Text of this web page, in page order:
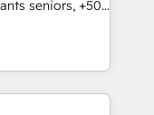
seniors, +500
: faire de
pour votre
de
données et